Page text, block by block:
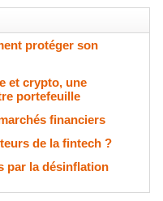
protéger son
et crypto, une
portefeuille
financiers
de la fintech ?
par la désinflation